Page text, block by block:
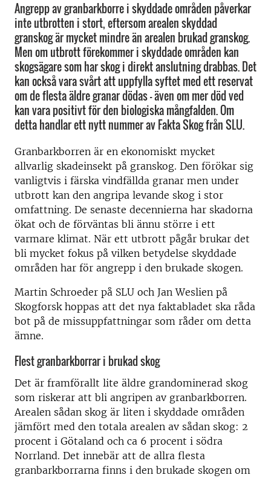
Angrepp av granbarkborre i skyddade områden påverkar
inte utbrotten i stort, eftersom arealen skyddad
granskog är mycket mindre än arealen brukad granskog.
Men om utbrott förekommer i skyddade områden kan
skogsägare som har skog i direkt anslutning drabbas. Det
kan också vara svårt att uppfylla syftet med ett reservat
om de flesta äldre granar dödas – även om mer död ved
kan vara positivt för den biologiska mångfalden. Om
detta handlar ett nytt nummer av Fakta Skog från SLU.
Granbarkborren är en ekonomiskt mycket
allvarlig skadeinsekt på granskog. Den förökar sig
vanligtvis i färska vindfällda granar men under
utbrott kan den angripa levande skog i stor
omfattning. De senaste decennierna har skadorna
ökat och de förväntas bli ännu större i ett
varmare klimat. När ett utbrott pågår brukar det
bli mycket fokus på vilken betydelse skyddade
områden har för angrepp i den brukade skogen.
Martin Schroeder på SLU och Jan Weslien på
Skogforsk hoppas att det nya faktabladet ska råda
bot på de missuppfattningar som råder om detta
ämne.
Flest granbarkborrar i brukad skog
Det är framförallt lite äldre grandominerad skog
som riskerar att bli angripen av granbarkborren.
Arealen sådan skog är liten i skyddade områden
jämfört med den totala arealen av sådan skog: 2
procent i Götaland och ca 6 procent i södra
Norrland. Det innebär att de allra flesta
granbarkborrarna finns i den brukade skogen om